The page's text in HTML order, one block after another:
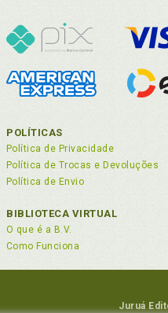
POLÍTICAS
Política de Privacidade
Política de Trocas e Devoluções
Política de Envio
BIBLIOTECA VIRTUAL
O que é a B.V.
Como Funciona
Juruá